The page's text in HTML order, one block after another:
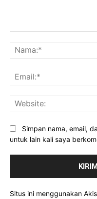
Simpan nama, email,
untuk lain kali saya
Situs ini menggunakan